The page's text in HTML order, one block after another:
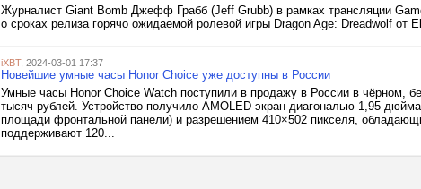
Журналист Giant Bomb Джефф Грабб (Jeff Grubb) в рамках трансляции
о сроках релиза горячо ожидаемой ролевой игры Dragon Age: Dreadwolf от
iXBT, 2024-03-01 17:37
Новейшие умные часы Honor Choice уже доступны в России
Умные часы Honor Choice Watch поступили в продажу в России в чёрном,
тысяч рублей. Устройство получило AMOLED-экран диагональю 1,95
площади фронтальной панели) и разрешением 410×502 пикселя,
поддерживают 120...